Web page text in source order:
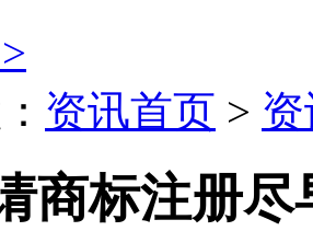
资讯首页 >
商标注册